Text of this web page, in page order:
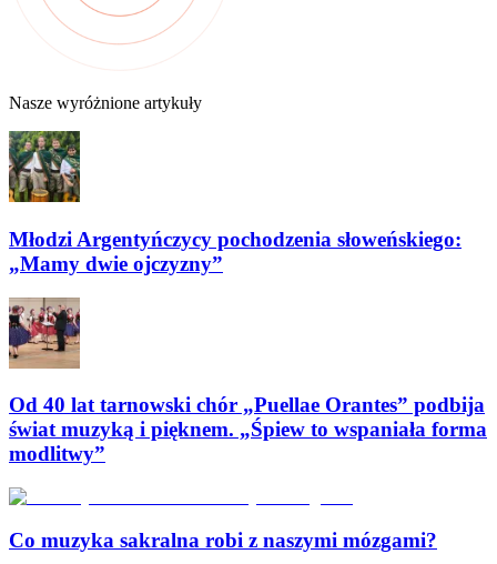
Nasze wyróżnione artykuły
Młodzi Argentyńczycy pochodzenia słoweńskiego:
„Mamy dwie ojczyzny”
Od 40 lat tarnowski chór „Puellae Orantes” podbija
świat muzyką i pięknem. „Śpiew to wspaniała forma
modlitwy”
Co muzyka sakralna robi z naszymi mózgami?